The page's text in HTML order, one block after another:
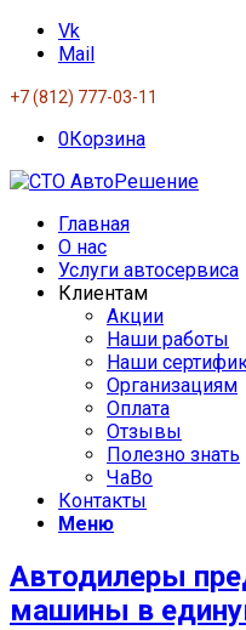
Vk
Mail
+7 (812) 777-03-11
0Корзина
Главная
О нас
Услуги автосервиса
Клиентам
Акции
Наши работы
Наши
Организациям
Оплата
Отзывы
Полезно знать
ЧаВо
Контакты
Меню
Автодилеры
машины в